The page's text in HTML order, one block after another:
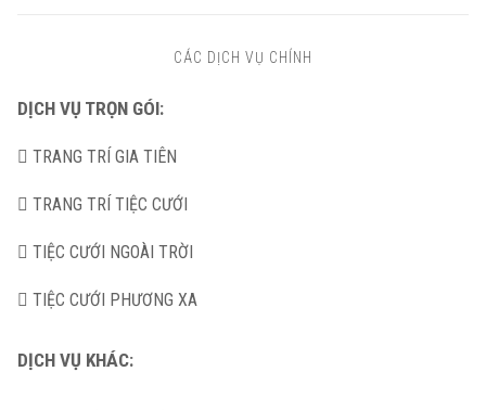
CÁC DỊCH VỤ CHÍNH
DỊCH VỤ TRỌN GÓI:
TRANG TRÍ GIA TIÊN
TRANG TRÍ TIỆC CƯỚI
TIỆC CƯỚI NGOÀI TRỜI
TIỆC CƯỚI PHƯƠNG XA
DỊCH VỤ KHÁC: